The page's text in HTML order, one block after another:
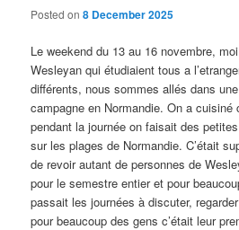
Posted on8 December 2025
Le weekend du 13 au 16 novembre,
Wesleyan qui étudiaient tous a
différents, nous sommes allés dans
campagne en Normandie. On a
pendant la journée on faisait des
sur les plages de Normandie. C’était
de revoir autant de personnes de
pour le semestre entier et pour
passait les journées à discuter,
pour beaucoup des gens c’était leur